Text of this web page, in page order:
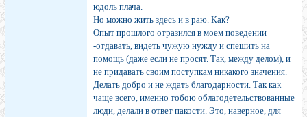
юдоль плача.
Но можно жить здесь и в раю. Как?
Опыт прошлого отразился в моем поведении
-отдавать, видеть чужую нужду и спешить на
помощь (даже если не просят. Так, между делом), и
не придавать своим поступкам никакого значения.
Делать добро и не ждать благодарности. Так как
чаще всего, именно тобою облагодетельствованные
люди, делали в ответ пакости. Это, наверное, для